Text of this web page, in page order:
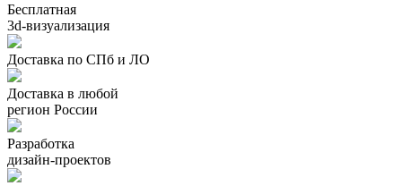
Бесплатная
3d-визуализация
Доставка по СПб и ЛО
Доставка в любой
регион России
Разработка
дизайн-проектов